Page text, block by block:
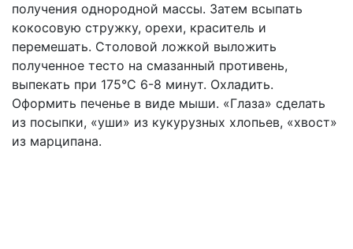
получения однородной массы. Затем всыпать
кокосовую стружку, орехи, краситель и
перемешать. Столовой ложкой выложить
полученное тесто на смазанный противень,
выпекать при 175°С 6-8 минут. Охладить.
Оформить печенье в виде мыши. «Глаза» сделать
из посыпки, «уши» из кукурузных хлопьев, «хвост»
из марципана.